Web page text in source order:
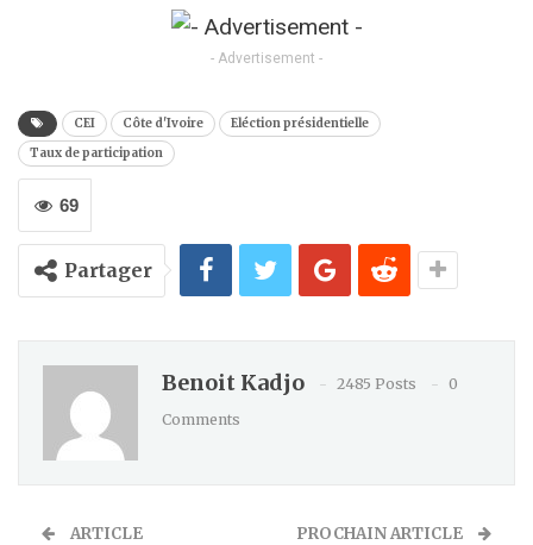
- Advertisement -
CEI Côte d'Ivoire
Eléction présidentielle
Taux de participation
69
Partager
Benoit Kadjo 2485 Posts
0
Comments
ARTICLE
PROCHAIN ARTICLE